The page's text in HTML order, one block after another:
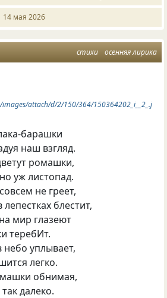
14 мая 2026
стихи осенняя лирика
attach/d/2/150/364/150364202_i__2_.j
барашки
наш взгляд.
ромашки,
уж листопад.
не греет,
блестит,
мир глазеют
теребИт.
уплывает,
легко.
обнимая,
далеко.